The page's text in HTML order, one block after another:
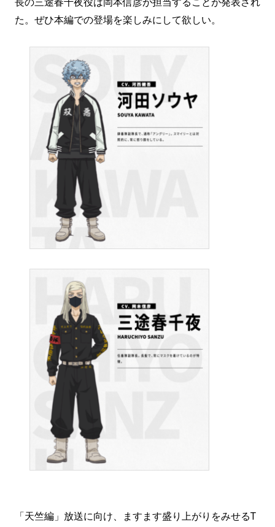
た。ぜひ本編での登場を楽しみにして欲しい。
「天竺編」放送に向け、ますます盛り上がりをみせるT